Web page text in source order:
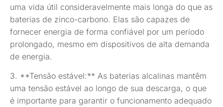
uma vida útil consideravelmente mais longa do que as
baterias de zinco-carbono. Elas são capazes de
fornecer energia de forma confiável por um período
prolongado, mesmo em dispositivos de alta demanda
de energia.
3. **Tensão estável:** As baterias alcalinas mantêm
uma tensão estável ao longo de sua descarga, o que
é importante para garantir o funcionamento adequado